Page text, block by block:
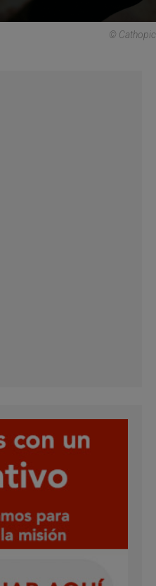
© Cathopic